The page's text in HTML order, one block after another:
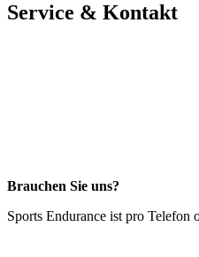
Service & Kontakt
Brauchen Sie uns?
Sports Endurance ist pro Telefon